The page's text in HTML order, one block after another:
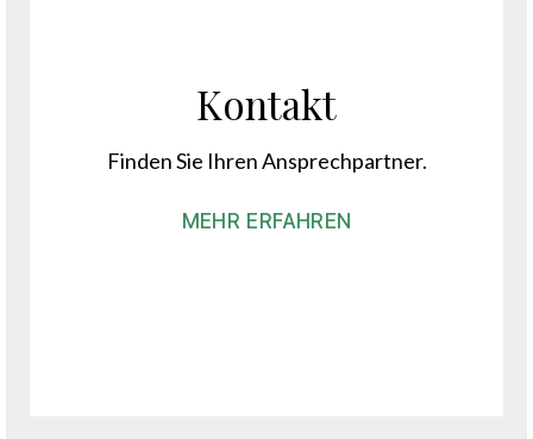
Kontakt
Finden Sie Ihren Ansprechpartner.
MEHR ERFAHREN